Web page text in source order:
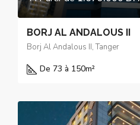
BORJ AL ANDALOUS II
Borj Al Andalous II, Tanger
De 73 à 150m²